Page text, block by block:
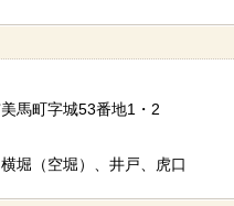
馬町字城53番地1・2
堀（空堀）、井戸、虎口